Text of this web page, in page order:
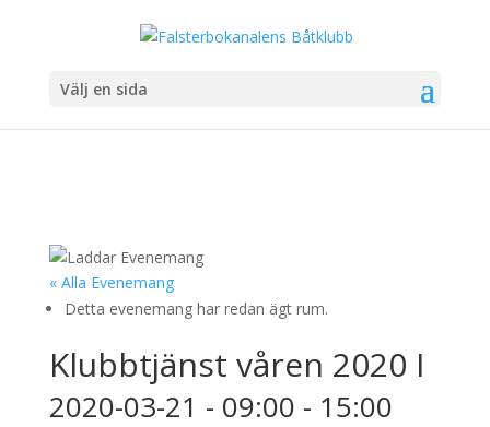
Välj en sida
« Alla Evenemang
Detta evenemang har redan ägt rum.
Klubbtjänst våren 2020 I
2020-03-21 - 09:00 - 15:00